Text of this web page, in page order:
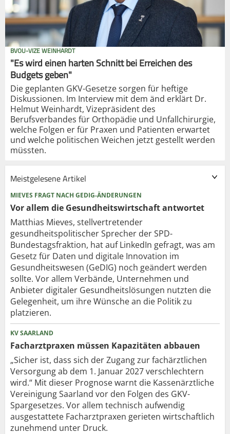
BVOU-VIZE WEINHARDT
"Es wird einen harten Schnitt bei Erreichen des
Budgets geben"
Die geplanten GKV-Gesetze sorgen für heftige
Diskussionen. Im Interview mit dem änd erklärt Dr.
Helmut Weinhardt, Vizepräsident des
Berufsverbandes für Orthopädie und Unfallchirurgie,
welche Folgen er für Praxen und Patienten erwartet
und welche politischen Weichen jetzt gestellt werden
müssten.
Meistgelesene Artikel
MIEVES FRAGT NACH GEDIG-ÄNDERUNGEN
Vor allem die Gesundheits­wirtschaft antwortet
Matthias Mieves, stellvertretender
gesundheitspolitischer Sprecher der SPD-
Bundestagsfraktion, hat auf LinkedIn gefragt, was am
Gesetz für Daten und digitale Innovation im
Gesundheitswesen (GeDIG) noch geändert werden
sollte. Vor allem Verbände, Unternehmen und
Anbieter digitaler Gesundheitslösungen nutzten die
Gelegenheit, um ihre Wünsche an die Politik zu
platzieren.
KV SAARLAND
Facharztpraxen müssen Kapazitäten abbauen
„Sicher ist, dass sich der Zugang zur fachärztlichen
Versorgung ab dem 1. Januar 2027 verschlechtern
wird.“ Mit dieser Prognose warnt die Kassenärztliche
Vereinigung Saarland vor den Folgen des GKV-
Spargesetzes. Vor allem technisch aufwendig
ausgestattete Facharztpraxen gerieten wirtschaftlich
zunehmend unter Druck.